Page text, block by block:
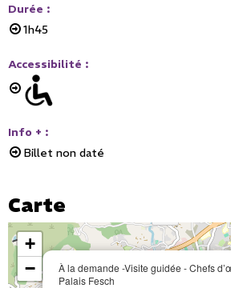
Durée :
1h45
Accessibilité :
Info + :
Billet non daté
Carte
À la demande -Visite guidée - Chefs
Palais Fesch
+
−